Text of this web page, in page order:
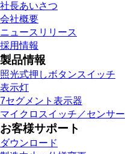
社長あいさつ
会社概要
ニュースリリース
採用情報
製品情報
照光式押しボタンスイッチ
表示灯
7セグメント表示器
マイクロスイッチ／センサー
お客様サポート
ダウンロード